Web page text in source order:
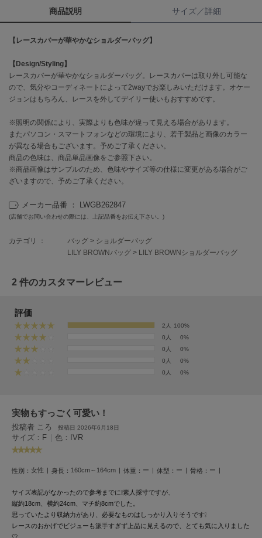
セルフォード
célon
セロン
Clarks Premium
クラークス
CODE A
COLE HAAN
コール ハーン
CONVERSE
コンバース
EIMY ISTOIRE
エイミー イストワール
emmi
エミ
emmi atelier
エミ アトリエ
emmi yoga
ETRÉ TOKYO
エトレトウキョウ
ey
アイ
FILA
フィラ
FRAY I.D
商品説明 サイズ／詳細
【レースカバーが華やかなショルダーバッグ】
【Design/Styling】
レースカバーが華やかなショルダーバッグ。レースカバーは取り外し可能な
ので、気分やコーディネートによって2wayでお楽しみいただけます。オケー
ジョンはもちろん、レースを外してデイリー使いもおすすめです。
※照明の関係により、実際よりも色味が違って見える場合があります。
またパソコン・スマートフォンなどの環境により、若干製品と画像のカラー
が異なる場合もございます。予めご了承ください。
商品の色味は、商品単品画像をご参照下さい。
※商品画像はサンプルのため、色味やサイズ等の仕様に変更がある場合がご
ざいますので、予めご了承ください。
メーカー品番 ： LWGB262847
(店舗でお問い合わせの際には、上記品番をお伝え下さい。)
カテゴリ ： バッグ > ショルダーバッグ
LILY BROWNバッグ > LILY BROWNショルダーバッグ
2 件のカスタマーレビュー
評価
2人
100%
0人
0%
0人
0%
0人
0%
0人
0%
実物もすっごく可愛い！
投稿者 ころ 投稿日 2026年6月18日
サイズ：F | 色：IVR
性別： 女性 身長： 160cm～164cm 体重： ー 体型： ー 骨格： ー
サイズ表記がなかったので参考までに❕素人採寸ですが、
縦約18cm、横約24cm、マチ約8cmでした。
思っていたより収納力があり、必要なものはしっかり入りそうです❕
レースのおかげでビジューも派手すぎず上品に見えるので、とても気に入りました
🤍